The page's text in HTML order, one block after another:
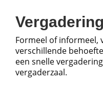
Vergadering
Formeel of
verschillende
een snelle
vergaderzaal.